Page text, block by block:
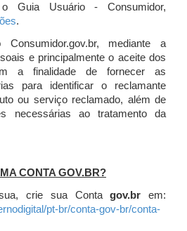
o Guia Usuário - Consumidor,
.
mediante a
e principalmente o aceite dos
a finalidade de fornecer as
para identificar o reclamante
ou serviço reclamado, além de
necessárias ao tratamento da
CONTA GOV.BR?
crie sua Contagov.br em:
pt-br/conta-gov-br/conta-